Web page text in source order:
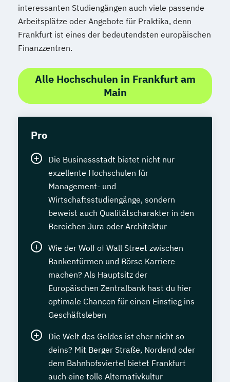
interessanten Studiengängen auch viele passende
Arbeitsplätze oder Angebote für Praktika, denn
Frankfurt ist eines der bedeutendsten europäischen
Finanzzentren.
Alle Hochschulen in Frankfurt am
Main
Pro
Die Businessstadt bietet nicht nur
exzellente Hochschulen für
Management- und
Wirtschaftsstudiengänge, sondern
beweist auch Qualitätscharakter in den
Bereichen Jura oder Architektur
Wie der Wolf of Wall Street zwischen
Bankentürmen und Börse Karriere
machen? Als Hauptsitz der
Europäischen Zentralbank hast du hier
optimale Chancen für einen Einstieg ins
Geschäftsleben
Die Welt des Geldes ist eher nicht so
deins? Mit Berger Straße, Nordend oder
dem Bahnhofsviertel bietet Frankfurt
auch eine tolle Alternativkultur